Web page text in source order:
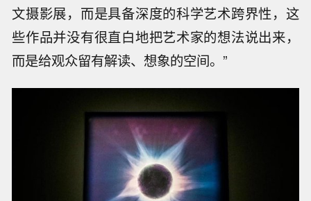
文摄影展，而是具备深度的科学艺术跨界性，这
些作品并没有很直白地把艺术家的想法说出来，
而是给观众留有解读、想象的空间。”